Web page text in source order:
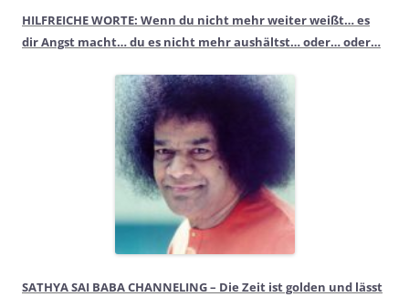
HILFREICHE WORTE: Wenn du nicht mehr weiter weißt… es
dir Angst macht… du es nicht mehr aushältst… oder… oder…
SATHYA SAI BABA CHANNELING – Die Zeit ist golden und lässt